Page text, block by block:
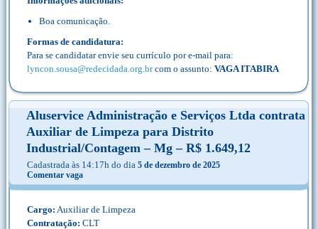
Boa comunicação.
Formas de candidatura:
Para se candidatar envie seu currículo por e-mail para:
lyncon.sousa@redecidada.org.brcom o assunto: VAGA ITABIRA
Aluservice Administração e Serviços Ltda contrata
Auxiliar de Limpeza para Distrito
Industrial/Contagem – Mg – R$ 1.649,12
Cadastrada às 14:17h do dia 5 de dezembro de 2025
Comentar vaga
Cargo: Auxiliar de Limpeza
Contratação: CLT